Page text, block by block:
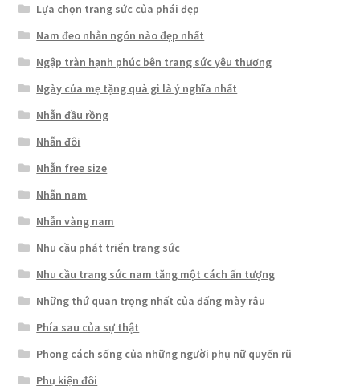
Lựa chọn trang sức của phái đẹp
Nam đeo nhẫn ngón nào đẹp nhất
Ngập tràn hạnh phúc bên trang sức yêu thương
Ngày của mẹ tặng quà gì là ý nghĩa nhất
Nhẫn đầu rồng
Nhẫn đôi
Nhẫn free size
Nhẫn nam
Nhẫn vàng nam
Nhu cầu phát triển trang sức
Nhu cầu trang sức nam tăng một cách ấn tượng
Những thứ quan trọng nhất của đấng mày râu
Phía sau của sự thật
Phong cách sống của những người phụ nữ quyến rũ
Phụ kiện đôi